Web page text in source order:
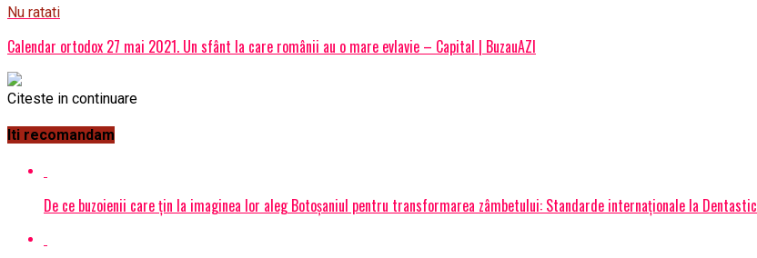
Nu ratati
Calendar ortodox 27 mai 2021. Un sfânt la care românii au o mare evlavie – Capital | BuzauAZI
Citeste in continuare
Iti recomandam
De ce buzoienii care țin la imaginea lor aleg Botoșaniul pentru transformarea zâmbetului: Standarde internaționale la Dentastic